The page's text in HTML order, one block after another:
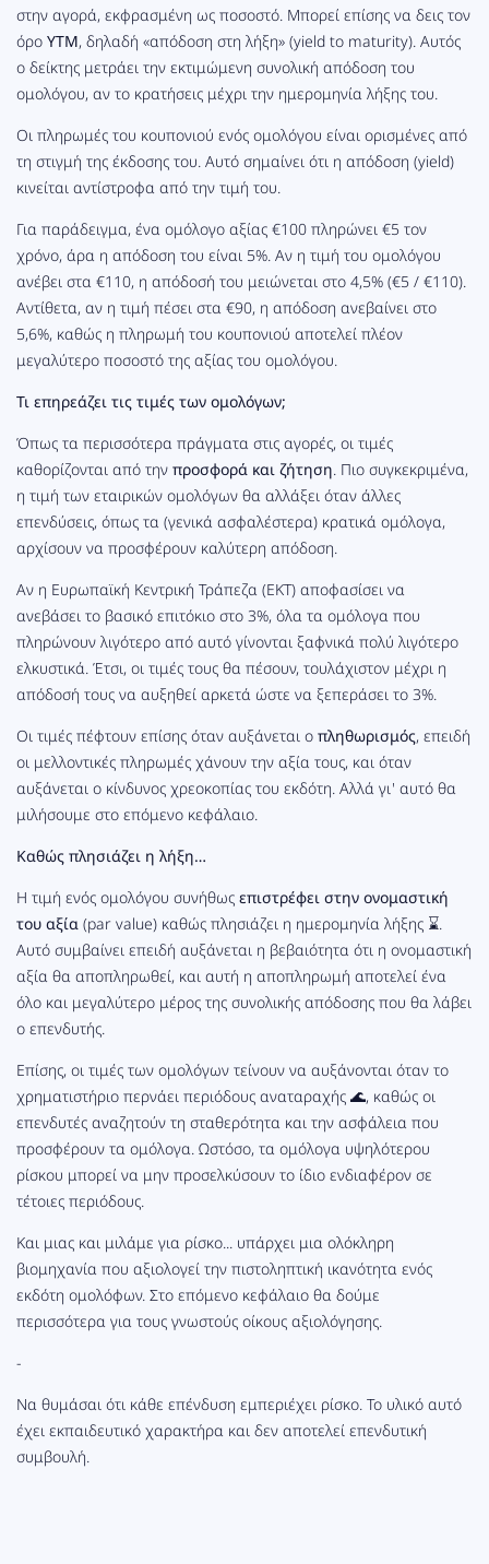
στην αγορά, εκφρασμένη ως ποσοστό. Μπορεί επίσης να δεις τον
όρο YTM, δηλαδή «απόδοση στη λήξη» (yield to maturity). Αυτός
ο δείκτης μετράει την εκτιμώμενη συνολική απόδοση του
ομολόγου, αν το κρατήσεις μέχρι την ημερομηνία λήξης του.
Οι πληρωμές του κουπονιού ενός ομολόγου είναι ορισμένες από
τη στιγμή της έκδοσης του. Αυτό σημαίνει ότι η απόδοση (yield)
κινείται αντίστροφα από την τιμή του.
Για παράδειγμα, ένα ομόλογο αξίας €100 πληρώνει €5 τον
χρόνο, άρα η απόδοση του είναι 5%. Αν η τιμή του ομολόγου
ανέβει στα €110, η απόδοσή του μειώνεται στο 4,5% (€5 / €110).
Αντίθετα, αν η τιμή πέσει στα €90, η απόδοση ανεβαίνει στο
5,6%, καθώς η πληρωμή του κουπονιού αποτελεί πλέον
μεγαλύτερο ποσοστό της αξίας του ομολόγου.
Τι επηρεάζει τις τιμές των ομολόγων;
Όπως τα περισσότερα πράγματα στις αγορές, οι τιμές
καθορίζονται από την προσφορά και ζήτηση. Πιο συγκεκριμένα,
η τιμή των εταιρικών ομολόγων θα αλλάξει όταν άλλες
επενδύσεις, όπως τα (γενικά ασφαλέστερα) κρατικά ομόλογα,
αρχίσουν να προσφέρουν καλύτερη απόδοση.
Αν η Ευρωπαϊκή Κεντρική Τράπεζα (ΕΚΤ) αποφασίσει να
ανεβάσει το βασικό επιτόκιο στο 3%, όλα τα ομόλογα που
πληρώνουν λιγότερο από αυτό γίνονται ξαφνικά πολύ λιγότερο
ελκυστικά. Έτσι, οι τιμές τους θα πέσουν, τουλάχιστον μέχρι η
απόδοσή τους να αυξηθεί αρκετά ώστε να ξεπεράσει το 3%.
Οι τιμές πέφτουν επίσης όταν αυξάνεται ο πληθωρισμός, επειδή
οι μελλοντικές πληρωμές χάνουν την αξία τους, και όταν
αυξάνεται ο κίνδυνος χρεοκοπίας του εκδότη. Αλλά γι' αυτό θα
μιλήσουμε στο επόμενο κεφάλαιο.
Καθώς πλησιάζει η λήξη…
Η τιμή ενός ομολόγου συνήθως επιστρέφει στην ονομαστική
του αξία (par value) καθώς πλησιάζει η ημερομηνία λήξης ⌛.
Αυτό συμβαίνει επειδή αυξάνεται η βεβαιότητα ότι η ονομαστική
αξία θα αποπληρωθεί, και αυτή η αποπληρωμή αποτελεί ένα
όλο και μεγαλύτερο μέρος της συνολικής απόδοσης που θα λάβει
ο επενδυτής.
Επίσης, οι τιμές των ομολόγων τείνουν να αυξάνονται όταν το
χρηματιστήριο περνάει περιόδους αναταραχής 🌊, καθώς οι
επενδυτές αναζητούν τη σταθερότητα και την ασφάλεια που
προσφέρουν τα ομόλογα. Ωστόσο, τα ομόλογα υψηλότερου
ρίσκου μπορεί να μην προσελκύσουν το ίδιο ενδιαφέρον σε
τέτοιες περιόδους.
Και μιας και μιλάμε για ρίσκο... υπάρχει μια ολόκληρη
βιομηχανία που αξιολογεί την πιστοληπτική ικανότητα ενός
εκδότη ομολόφων. Στο επόμενο κεφάλαιο θα δούμε
περισσότερα για τους γνωστούς οίκους αξιολόγησης.
-
Να θυμάσαι ότι κάθε επένδυση εμπεριέχει ρίσκο. Το υλικό αυτό
έχει εκπαιδευτικό χαρακτήρα και δεν αποτελεί επενδυτική
συμβουλή.